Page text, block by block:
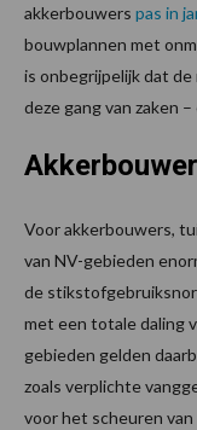
akkerbouwers pas in
bouwplannen met
is onbegrijpelijk dat
deze gang van zaken
Voor akkerbouwers,
van NV-gebieden
de
met een totale daling
gebieden gelden
zoals verplichte
voor het scheuren van